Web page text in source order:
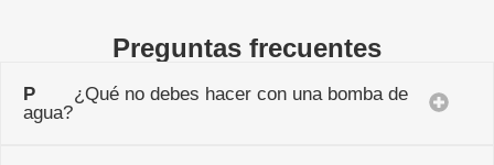
Preguntas frecuentes
P ¿Qué no debes hacer con una bomba de
agua?